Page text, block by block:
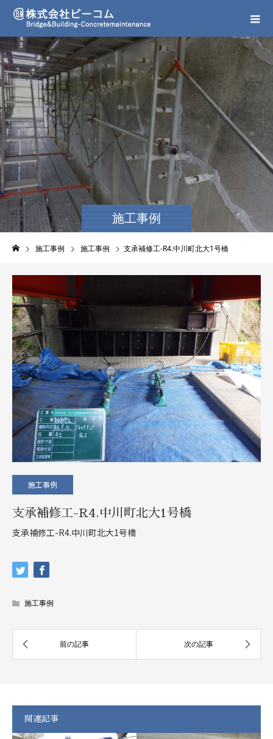
施工事例
施工事例 施工事例 支承補修工-R4.中川町北大1号橋
施工事例
支承補修工-R4.中川町北大1号橋
支承補修工-R4.中川町北大1号橋
施工事例
関連記事